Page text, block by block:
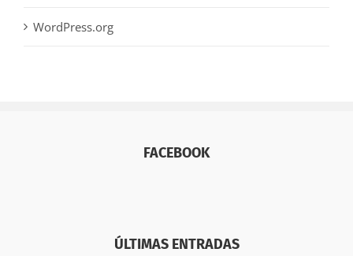
WordPress.org
FACEBOOK
ÚLTIMAS ENTRADAS